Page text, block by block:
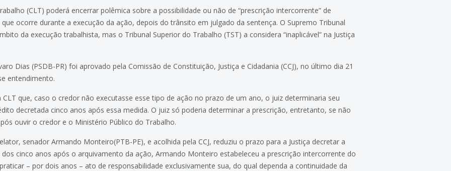
(CLT) poderá encerrar polêmica sobre a possibilidade ou não de “prescrição intercorrente” de
ocorre durante a execução da ação, depois do trânsito em julgado da sentença. O Supremo Tribunal
da execução trabalhista, mas o Tribunal Superior do Trabalho (TST) a considera “inaplicável” na Justiça
Dias (PSDB-PR) foi aprovado pela Comissão de Constituição, Justiça e Cidadania (CCJ), no último dia 21
entendimento.
que, caso o credor não executasse esse tipo de ação no prazo de um ano, o juiz determinaria seu
decretada cinco anos após essa medida. O juiz só poderia determinar a prescrição, entretanto, se não
ouvir o credor e o Ministério Público do Trabalho.
senador Armando Monteiro(PTB-PE), e acolhida pela CCJ, reduziu o prazo para a Justiça decretar a
cinco anos após o arquivamento da ação, Armando Monteiro estabeleceu a prescrição intercorrente do
– por dois anos – ato de responsabilidade exclusivamente sua, do qual dependa a continuidade da